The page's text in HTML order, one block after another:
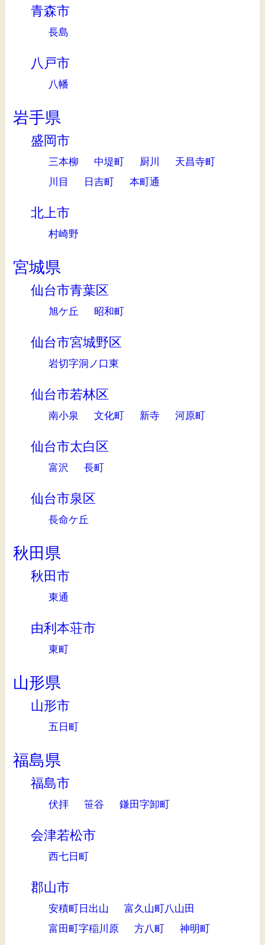
青森市
長島
八戸市
八幡
岩手県
盛岡市
三本柳 中堤町 厨川
天昌寺町
川目
日吉町 本町通
北上市
村崎野
宮城県
仙台市青葉区
旭ケ丘 昭和町
仙台市宮城野区
岩切字洞ノ口東
仙台市若林区
南小泉 文化町 新寺 河原町
仙台市太白区
富沢 長町
仙台市泉区
長命ケ丘
秋田県
秋田市
東通
由利本荘市
東町
山形県
山形市
五日町
福島県
福島市
伏拝 笹谷 鎌田字卸町
会津若松市
西七日町
郡山市
安積町日出山
富久山町八山田
富田町字稲川原
方八町 神明町